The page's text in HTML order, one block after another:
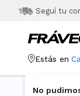
Seguí tu
Estás en
No